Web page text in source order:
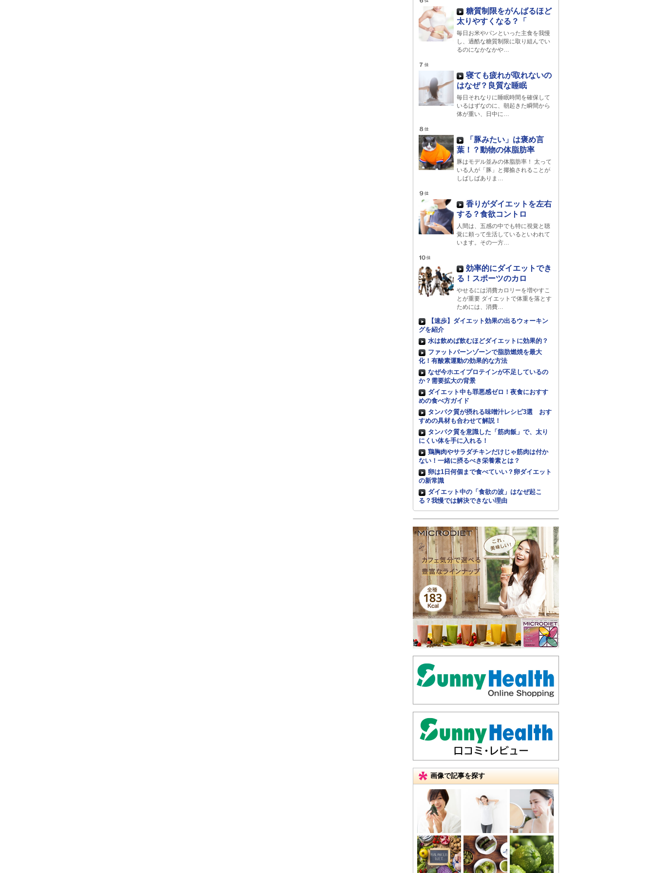
糖質制限をがんばるほど
太りやすくなる？「
毎日お米やパンといった主食を我慢
し、過酷な糖質制限に取り組んでい
るのになかなかや…
寝ても疲れが取れないの
はなぜ？良質な睡眠
毎日それなりに睡眠時間を確保して
いるはずなのに、朝起きた瞬間から
体が重い、日中に…
「豚みたい」は褒め言
葉！？動物の体脂肪率
豚はモデル並みの体脂肪率！ 太って
いる人が「豚」と揶揄されることが
しばしばありま…
香りがダイエットを左右
する？食欲コントロ
人間は、五感の中でも特に視覚と聴
覚に頼って生活しているといわれて
います。その一方…
効率的にダイエットでき
る！スポーツのカロ
やせるには消費カロリーを増やすこ
とが重要 ダイエットで体重を落とす
ためには、消費…
【速歩】ダイエット効果の出るウォーキン
グを紹介
水は飲めば飲むほどダイエットに効果的？
ファットバーンゾーンで脂肪燃焼を最大
化！有酸素運動の効果的な方法
なぜ今ホエイプロテインが不足しているの
か？需要拡大の背景
ダイエット中も罪悪感ゼロ！夜食におすす
めの食べ方ガイド
タンパク質が摂れる味噌汁レシピ3選 おす
すめの具材も合わせて解説！
タンパク質を意識した「筋肉飯」で、太り
にくい体を手に入れる！
鶏胸肉やサラダチキンだけじゃ筋肉は付か
ない！一緒に摂るべき栄養素とは？
卵は1日何個まで食べていい？卵ダイエット
の新常識
ダイエット中の「食欲の波」はなぜ起こ
る？我慢では解決できない理由
画像で記事を探す